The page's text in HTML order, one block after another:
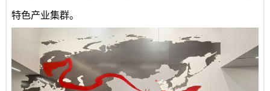
特色产业集群。